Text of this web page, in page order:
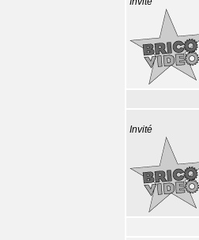
Invité